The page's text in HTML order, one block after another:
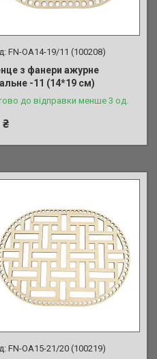
FN-OA14-19/11 (100208)
з фанери ажурне
-11 (14*19 см)
до відправки менше 3 од.
₴
FN-OA15-21/20 (100219)